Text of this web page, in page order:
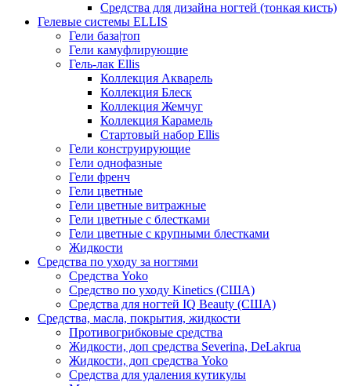
Средства для дизайна ногтей (тонкая кисть)
Гелевые системы ELLIS
Гели база|топ
Гели камуфлирующие
Гель-лак Ellis
Коллекция Акварель
Коллекция Блеск
Коллекция Жемчуг
Коллекция Карамель
Стартовый набор Ellis
Гели конструирующие
Гели однофазные
Гели френч
Гели цветные
Гели цветные витражные
Гели цветные с блестками
Гели цветные с крупными блестками
Жидкости
Средства по уходу за ногтями
Средства Yoko
Средство по уходу Kinetics (США)
Средства для ногтей IQ Beauty (США)
Средства, масла, покрытия, жидкости
Противогрибковые средства
Жидкости, доп средства Severina, DeLakrua
Жидкости, доп средства Yoko
Средства для удаления кутикулы